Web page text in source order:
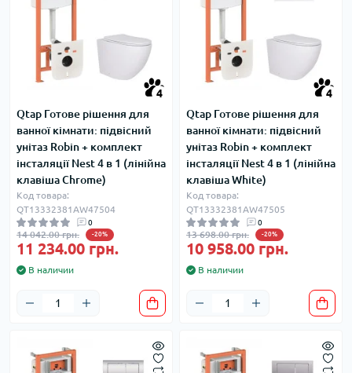
4
Qtap Готове рішення для
ванної кімнати: підвісний
унітаз Robin + комплект
інсталяції Nest 4 в 1 (лінійна
клавіша Chrome)
Код товара:
QT13332381AW47504
0
14 042.00 грн. -20%
11 234.00 грн.
В наличии
4
Qtap Готове рішення для
ванної кімнати: підвісний
унітаз Robin + комплект
інсталяції Nest 4 в 1 (лінійна
клавіша White)
Код товара:
QT13332381AW47505
0
13 698.00 грн. -20%
10 958.00 грн.
В наличии